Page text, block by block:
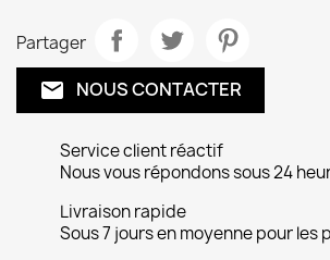
Partager
email NOUS CONTACTER
Service client réactif
Nous vous répondons sous 24
Livraison rapide
Sous 7 jours en moyenne pour les